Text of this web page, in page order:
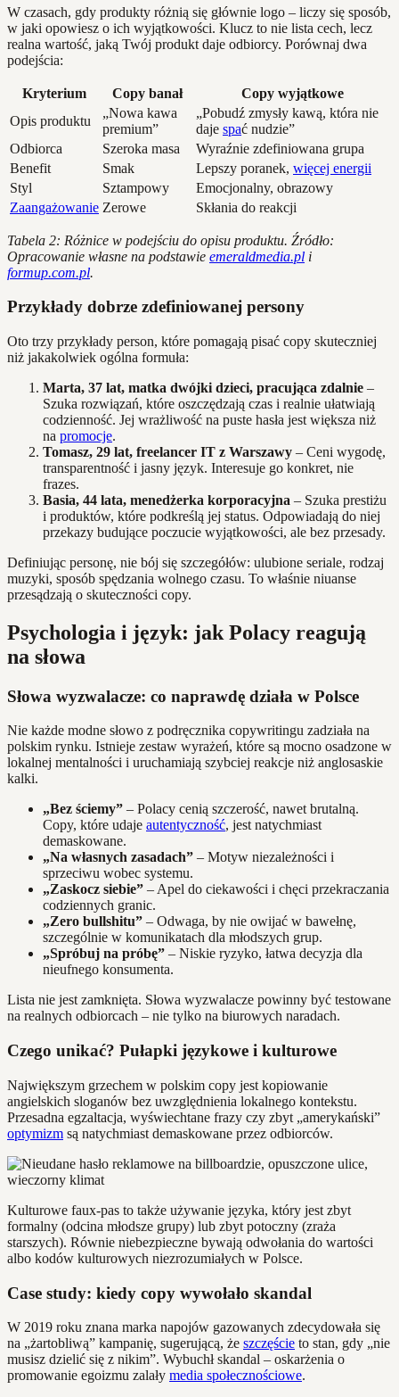
W czasach, gdy produkty różnią się głównie logo – liczy się sposób,
w jaki opowiesz o ich wyjątkowości. Klucz to nie lista cech, lecz
realna wartość, jaką Twój produkt daje odbiorcy. Porównaj dwa
podejścia:
Kryterium Copy banał
Copy wyjątkowe
Opis produktu
„Nowa kawa
premium”
„Pobudź zmysły kawą, która nie
daje spać nudzie”
Odbiorca
Szeroka masa
Wyraźnie zdefiniowana grupa
Benefit
Smak Lepszy poranek, więcej energii
Styl
Sztampowy
Emocjonalny, obrazowy
Zaangażowanie Zerowe Skłania do reakcji
Tabela 2: Różnice w podejściu do opisu produktu. Źródło:
Opracowanie własne na podstawie emeraldmedia.pl i
formup.com.pl.
Przykłady dobrze zdefiniowanej persony
Oto trzy przykłady person, które pomagają pisać copy skuteczniej
niż jakakolwiek ogólna formuła:
Marta, 37 lat, matka dwójki dzieci, pracująca zdalnie –
Szuka rozwiązań, które oszczędzają czas i realnie ułatwiają
codzienność. Jej wrażliwość na puste hasła jest większa niż
na promocje.
Tomasz, 29 lat, freelancer IT z Warszawy – Ceni wygodę,
transparentność i jasny język. Interesuje go konkret, nie
frazes.
Basia, 44 lata, menedżerka korporacyjna – Szuka prestiżu
i produktów, które podkreślą jej status. Odpowiadają do niej
przekazy budujące poczucie wyjątkowości, ale bez przesady.
Definiując personę, nie bój się szczegółów: ulubione seriale, rodzaj
muzyki, sposób spędzania wolnego czasu. To właśnie niuanse
przesądzają o skuteczności copy.
Psychologia i język: jak Polacy reagują
na słowa
Słowa wyzwalacze: co naprawdę działa w Polsce
Nie każde modne słowo z podręcznika copywritingu zadziała na
polskim rynku. Istnieje zestaw wyrażeń, które są mocno osadzone w
lokalnej mentalności i uruchamiają szybciej reakcje niż anglosaskie
kalki.
„Bez ściemy” – Polacy cenią szczerość, nawet brutalną.
Copy, które udaje autentyczność, jest natychmiast
demaskowane.
„Na własnych zasadach” – Motyw niezależności i
sprzeciwu wobec systemu.
„Zaskocz siebie” – Apel do ciekawości i chęci przekraczania
codziennych granic.
„Zero bullshitu” – Odwaga, by nie owijać w bawełnę,
szczególnie w komunikatach dla młodszych grup.
„Spróbuj na próbę” – Niskie ryzyko, łatwa decyzja dla
nieufnego konsumenta.
Lista nie jest zamknięta. Słowa wyzwalacze powinny być testowane
na realnych odbiorcach – nie tylko na biurowych naradach.
Czego unikać? Pułapki językowe i kulturowe
Największym grzechem w polskim copy jest kopiowanie
angielskich sloganów bez uwzględnienia lokalnego kontekstu.
Przesadna egzaltacja, wyświechtane frazy czy zbyt „amerykański”
optymizm są natychmiast demaskowane przez odbiorców.
Kulturowe faux-pas to także używanie języka, który jest zbyt
formalny (odcina młodsze grupy) lub zbyt potoczny (zraża
starszych). Równie niebezpieczne bywają odwołania do wartości
albo kodów kulturowych niezrozumiałych w Polsce.
Case study: kiedy copy wywołało skandal
W 2019 roku znana marka napojów gazowanych zdecydowała się
na „żartobliwą” kampanię, sugerującą, że szczęście to stan, gdy „nie
musisz dzielić się z nikim”. Wybuchł skandal – oskarżenia o
promowanie egoizmu zalały media społecznościowe.